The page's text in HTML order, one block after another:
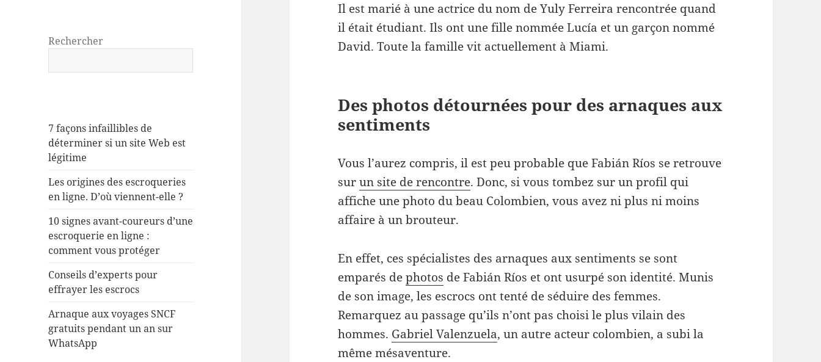
Rechercher
7 façons infaillibles de
déterminer si un site Web est
légitime
Les origines des escroqueries
en ligne. D’où viennent-elle ?
10 signes avant-coureurs d’une
escroquerie en ligne :
comment vous protéger
Conseils d’experts pour
effrayer les escrocs
Arnaque aux voyages SNCF
gratuits pendant un an sur
WhatsApp
Il est marié à une actrice du nom de Yuly Ferreira rencontrée quand
il était étudiant. Ils ont une fille nommée Lucía et un garçon nommé
David. Toute la famille vit actuellement à Miami.
Des photos détournées pour des arnaques aux
sentiments
Vous l’aurez compris, il est peu probable que Fabián Ríos se retrouve
surun site de rencontre. Donc, si vous tombez sur un profil qui
affiche une photo du beau Colombien, vous avez ni plus ni moins
affaire à un brouteur.
En effet, ces spécialistes des arnaques aux sentiments se sont
emparés dephotos de Fabián Ríos et ont usurpé son identité. Munis
de son image, les escrocs ont tenté de séduire des femmes.
Remarquez au passage qu’ils n’ont pas choisi le plus vilain des
hommes. Gabriel Valenzuela, un autre acteur colombien, a subi la
même mésaventure.